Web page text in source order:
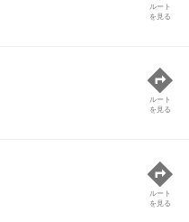
ルート
を見る
ルート
を見る
ルート
を見る